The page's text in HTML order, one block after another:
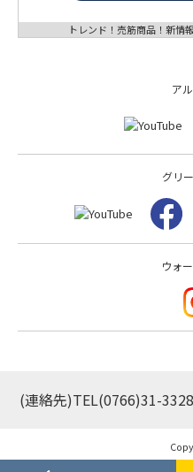
トレンド！売筋商品！新情
ア
グリ
ウォ
(連絡先)TEL(0766)31-3328